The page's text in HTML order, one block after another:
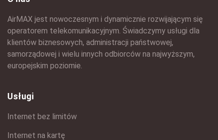
AirMAX jest nowoczesnym i dynamicznie rozwijającym się
operatorem telekomunikacyjnym. Świadczymy usługi dla
klientów biznesowych, administracji państwowej,
samorządowej i wielu innych odbiorców na najwyższym,
europejskim poziomie.
Usługi
Internet bez limitów
Internet na kartę